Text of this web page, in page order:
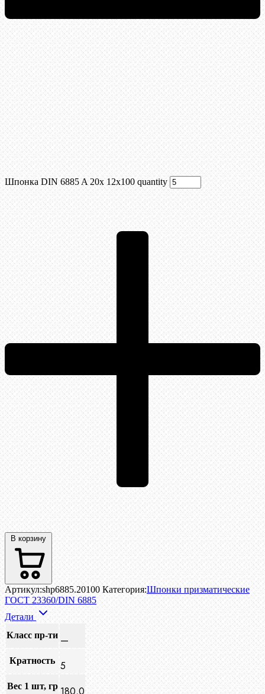
Шпонка DIN 6885 A 20x 12x100 quantity
В корзину
Артикул:shp6885.20100 Категория:Шпонки призматические
ГОСТ 23360/DIN 6885
Детали
Класс пр-ти —
Кратность 5
Вес 1 шт, гр